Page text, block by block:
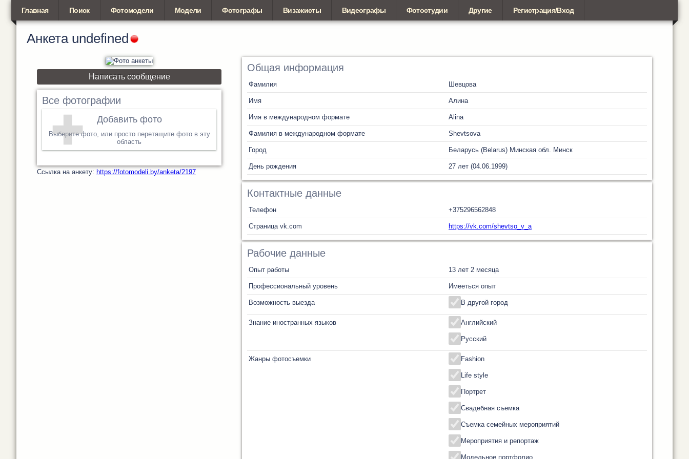
Главная Поиск Фотомодели Модели Фотографы Визажисты Видеографы Фотостудии Другие Регистрация/Вход
Анкета undefined
Написать сообщение
Все фотографии
Добавить фото
Выберите фото, или просто перетащите фото в эту
область
Cсылка на анкету: https://fotomodeli.by/anketa/2197
Общая информация
Фамилия Шевцова
Имя Алина
Имя в международном формате Alina
Фамилия в международном формате Shevtsova
Город Беларусь (Belarus) Минская обл. Минск
День рождения 27 лет (04.06.1999)
Контактные данные
Телефон +375296562848
Страница vk.com https://vk.com/shevtso_v_a
Рабочие данные
Опыт работы 13 лет 2 месяца
Профессиональный уровень Имееться опыт
Возможность выезда В другой город
Знание иностранных языков Английский
Русский
Жанры фотосъемки Fashion
Life style
Портрет
Свадебная съемка
Съемка семейных мероприятий
Мероприятия и репортаж
Модельное портфолио